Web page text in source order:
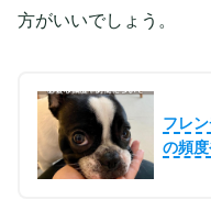
方がいいでしょう。
フレ
の頻